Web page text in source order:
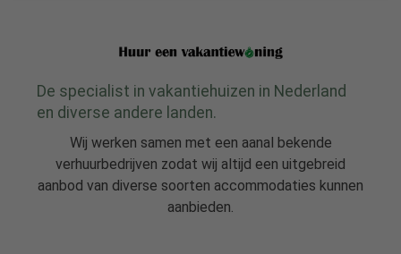
De specialist in vakantiehuizen in Nederland
en diverse andere landen.
Wij werken samen met een aanal bekende
verhuurbedrijven zodat wij altijd een uitgebreid
aanbod van diverse soorten accommodaties kunnen
aanbieden.